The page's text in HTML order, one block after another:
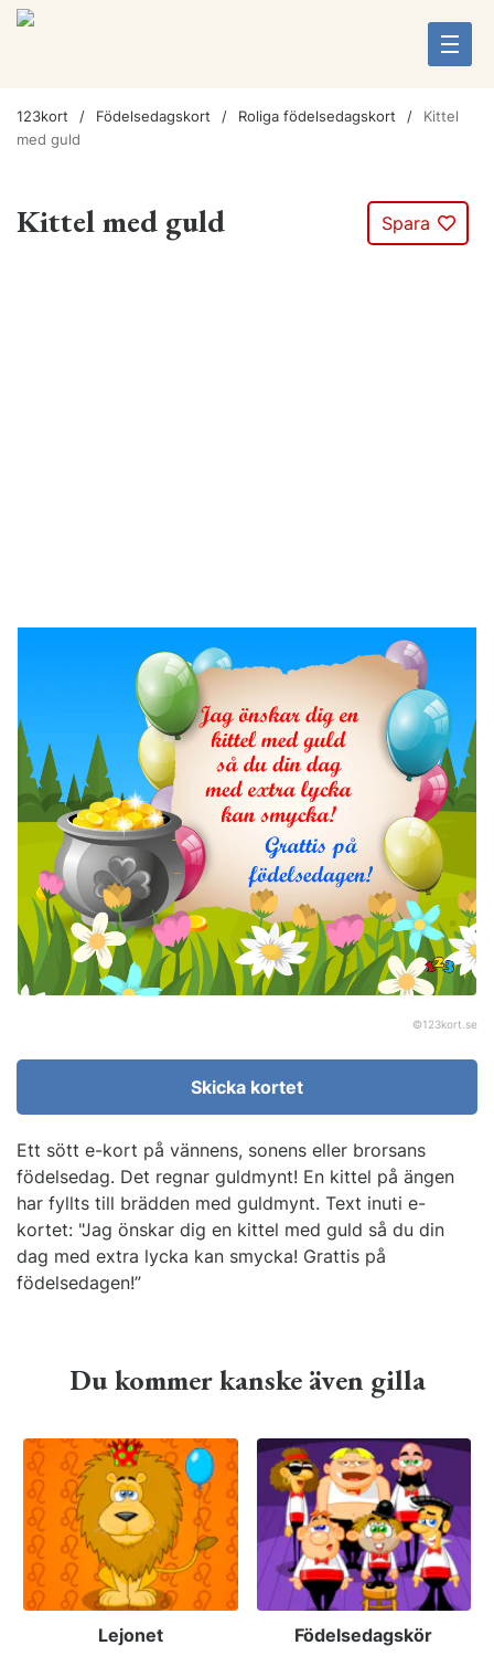
123kort Födelsedagskort Roliga födelsedagskort
Kittel
med guld
Kittel med guld Spara
©123kort.se
Skicka kortet
Ett sött e-kort på vännens, sonens eller brorsans
födelsedag. Det regnar guldmynt! En kittel på ängen
har fyllts till brädden med guldmynt. Text inuti e-
kortet: "Jag önskar dig en kittel med guld så du din
dag med extra lycka kan smycka! Grattis på
födelsedagen!”
Du kommer kanske även gilla
Lejonet Födelsedagskör